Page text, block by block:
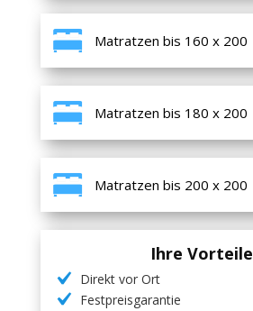
Matratzen bis 160 x 200
Matratzen bis 180 x 200
Matratzen bis 200 x 200
Ihre Vorteile
Direkt vor Ort
Festpreisgarantie